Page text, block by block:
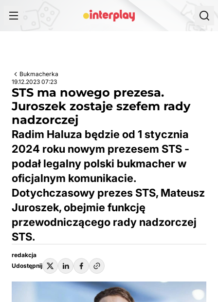
Bukmacherka
19.12.2023 07:23
STS ma nowego prezesa.
Juroszek zostaje szefem rady
nadzorczej
Radim Haluza będzie od 1 stycznia
2024 roku nowym prezesem STS -
podał legalny polski bukmacher w
oficjalnym komunikacie.
Dotychczasowy prezes STS, Mateusz
Juroszek, obejmie funkcję
przewodniczącego rady nadzorczej
STS.
redakcja
Udostępnij